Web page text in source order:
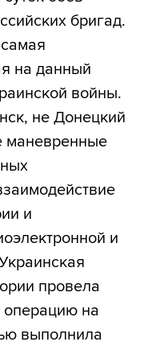
бригад.
на данный
войны.
не Донецкий
маневренные
и
и
провела
на
выполнила